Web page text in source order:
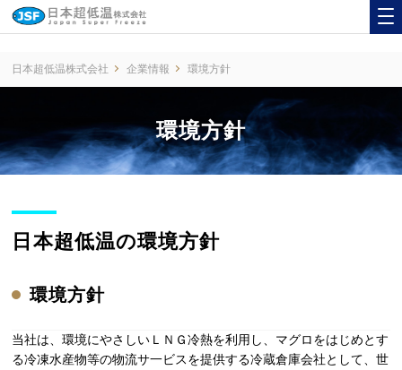
%{CSS311}%
日本超低温株式会社 企業情報 環境方針
環境方針
日本超低温の環境方針
環境方針
当社は、環境にやさしいＬＮＧ冷熱を利用し、マグロをはじめとす
る冷凍水産物等の物流サ一ビスを提供する冷蔵倉庫会社として、世